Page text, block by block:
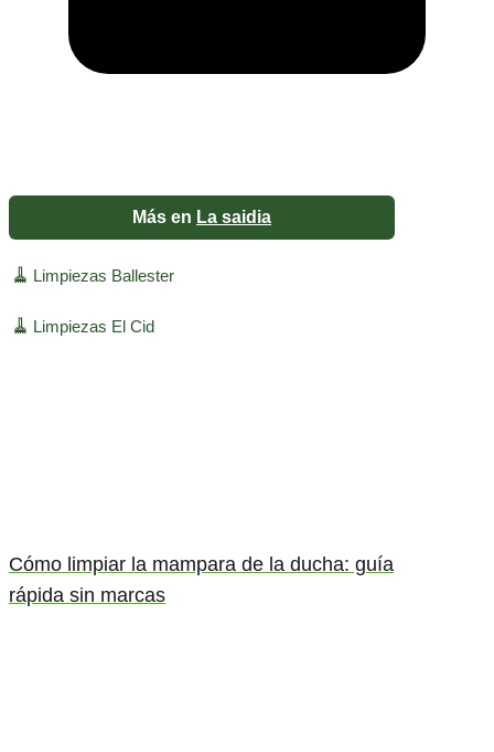
Más en La saidia
🧹 Limpiezas Ballester
🧹 Limpiezas El Cid
Cómo limpiar la mampara de la ducha: guía
rápida sin marcas